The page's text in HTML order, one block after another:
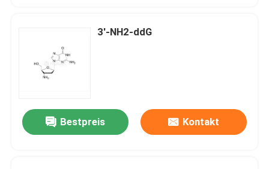
3'-NH2-ddG
Bestpreis Kontakt